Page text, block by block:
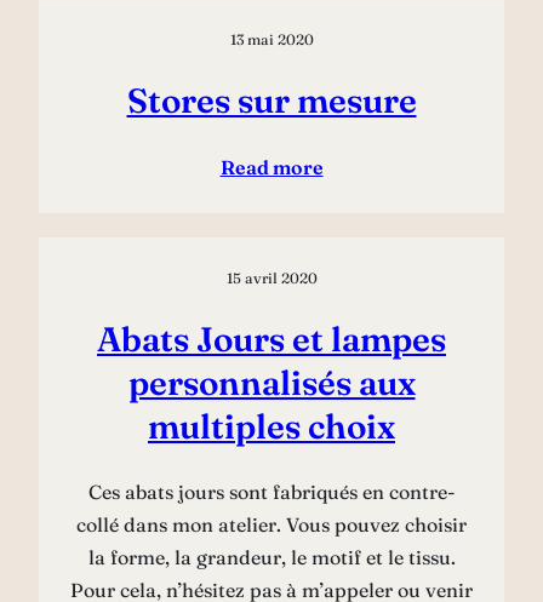
13 mai 2020
Stores sur mesure
Read more
15 avril 2020
Abats Jours et lampes
personnalisés aux
multiples choix
Ces abats jours sont fabriqués en contre-
collé dans mon atelier. Vous pouvez choisir
la forme, la grandeur, le motif et le tissu.
Pour cela, n’hésitez pas à m’appeler ou venir